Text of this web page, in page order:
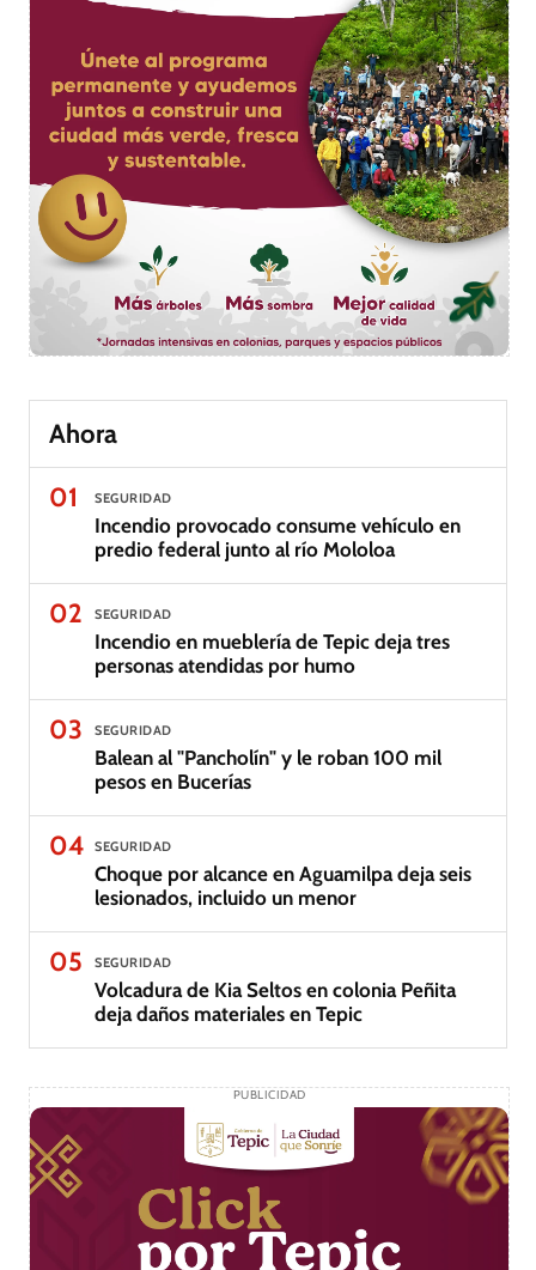
Ahora
01
SEGURIDAD
Incendio provocado consume vehículo en
predio federal junto al río Mololoa
02 SEGURIDAD
Incendio en mueblería de Tepic deja tres
personas atendidas por humo
03 SEGURIDAD
Balean al "Pancholín" y le roban 100 mil
pesos en Bucerías
04 SEGURIDAD
Choque por alcance en Aguamilpa deja seis
lesionados, incluido un menor
05 SEGURIDAD
Volcadura de Kia Seltos en colonia Peñita
deja daños materiales en Tepic
PUBLICIDAD